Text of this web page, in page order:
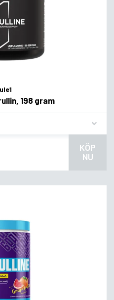
198 gram
KÖP
NU